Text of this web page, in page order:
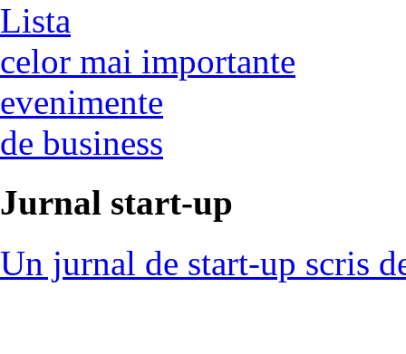
Lista
celor mai importante
evenimente
de business
Jurnal start-up
Un jurnal de start-up scris